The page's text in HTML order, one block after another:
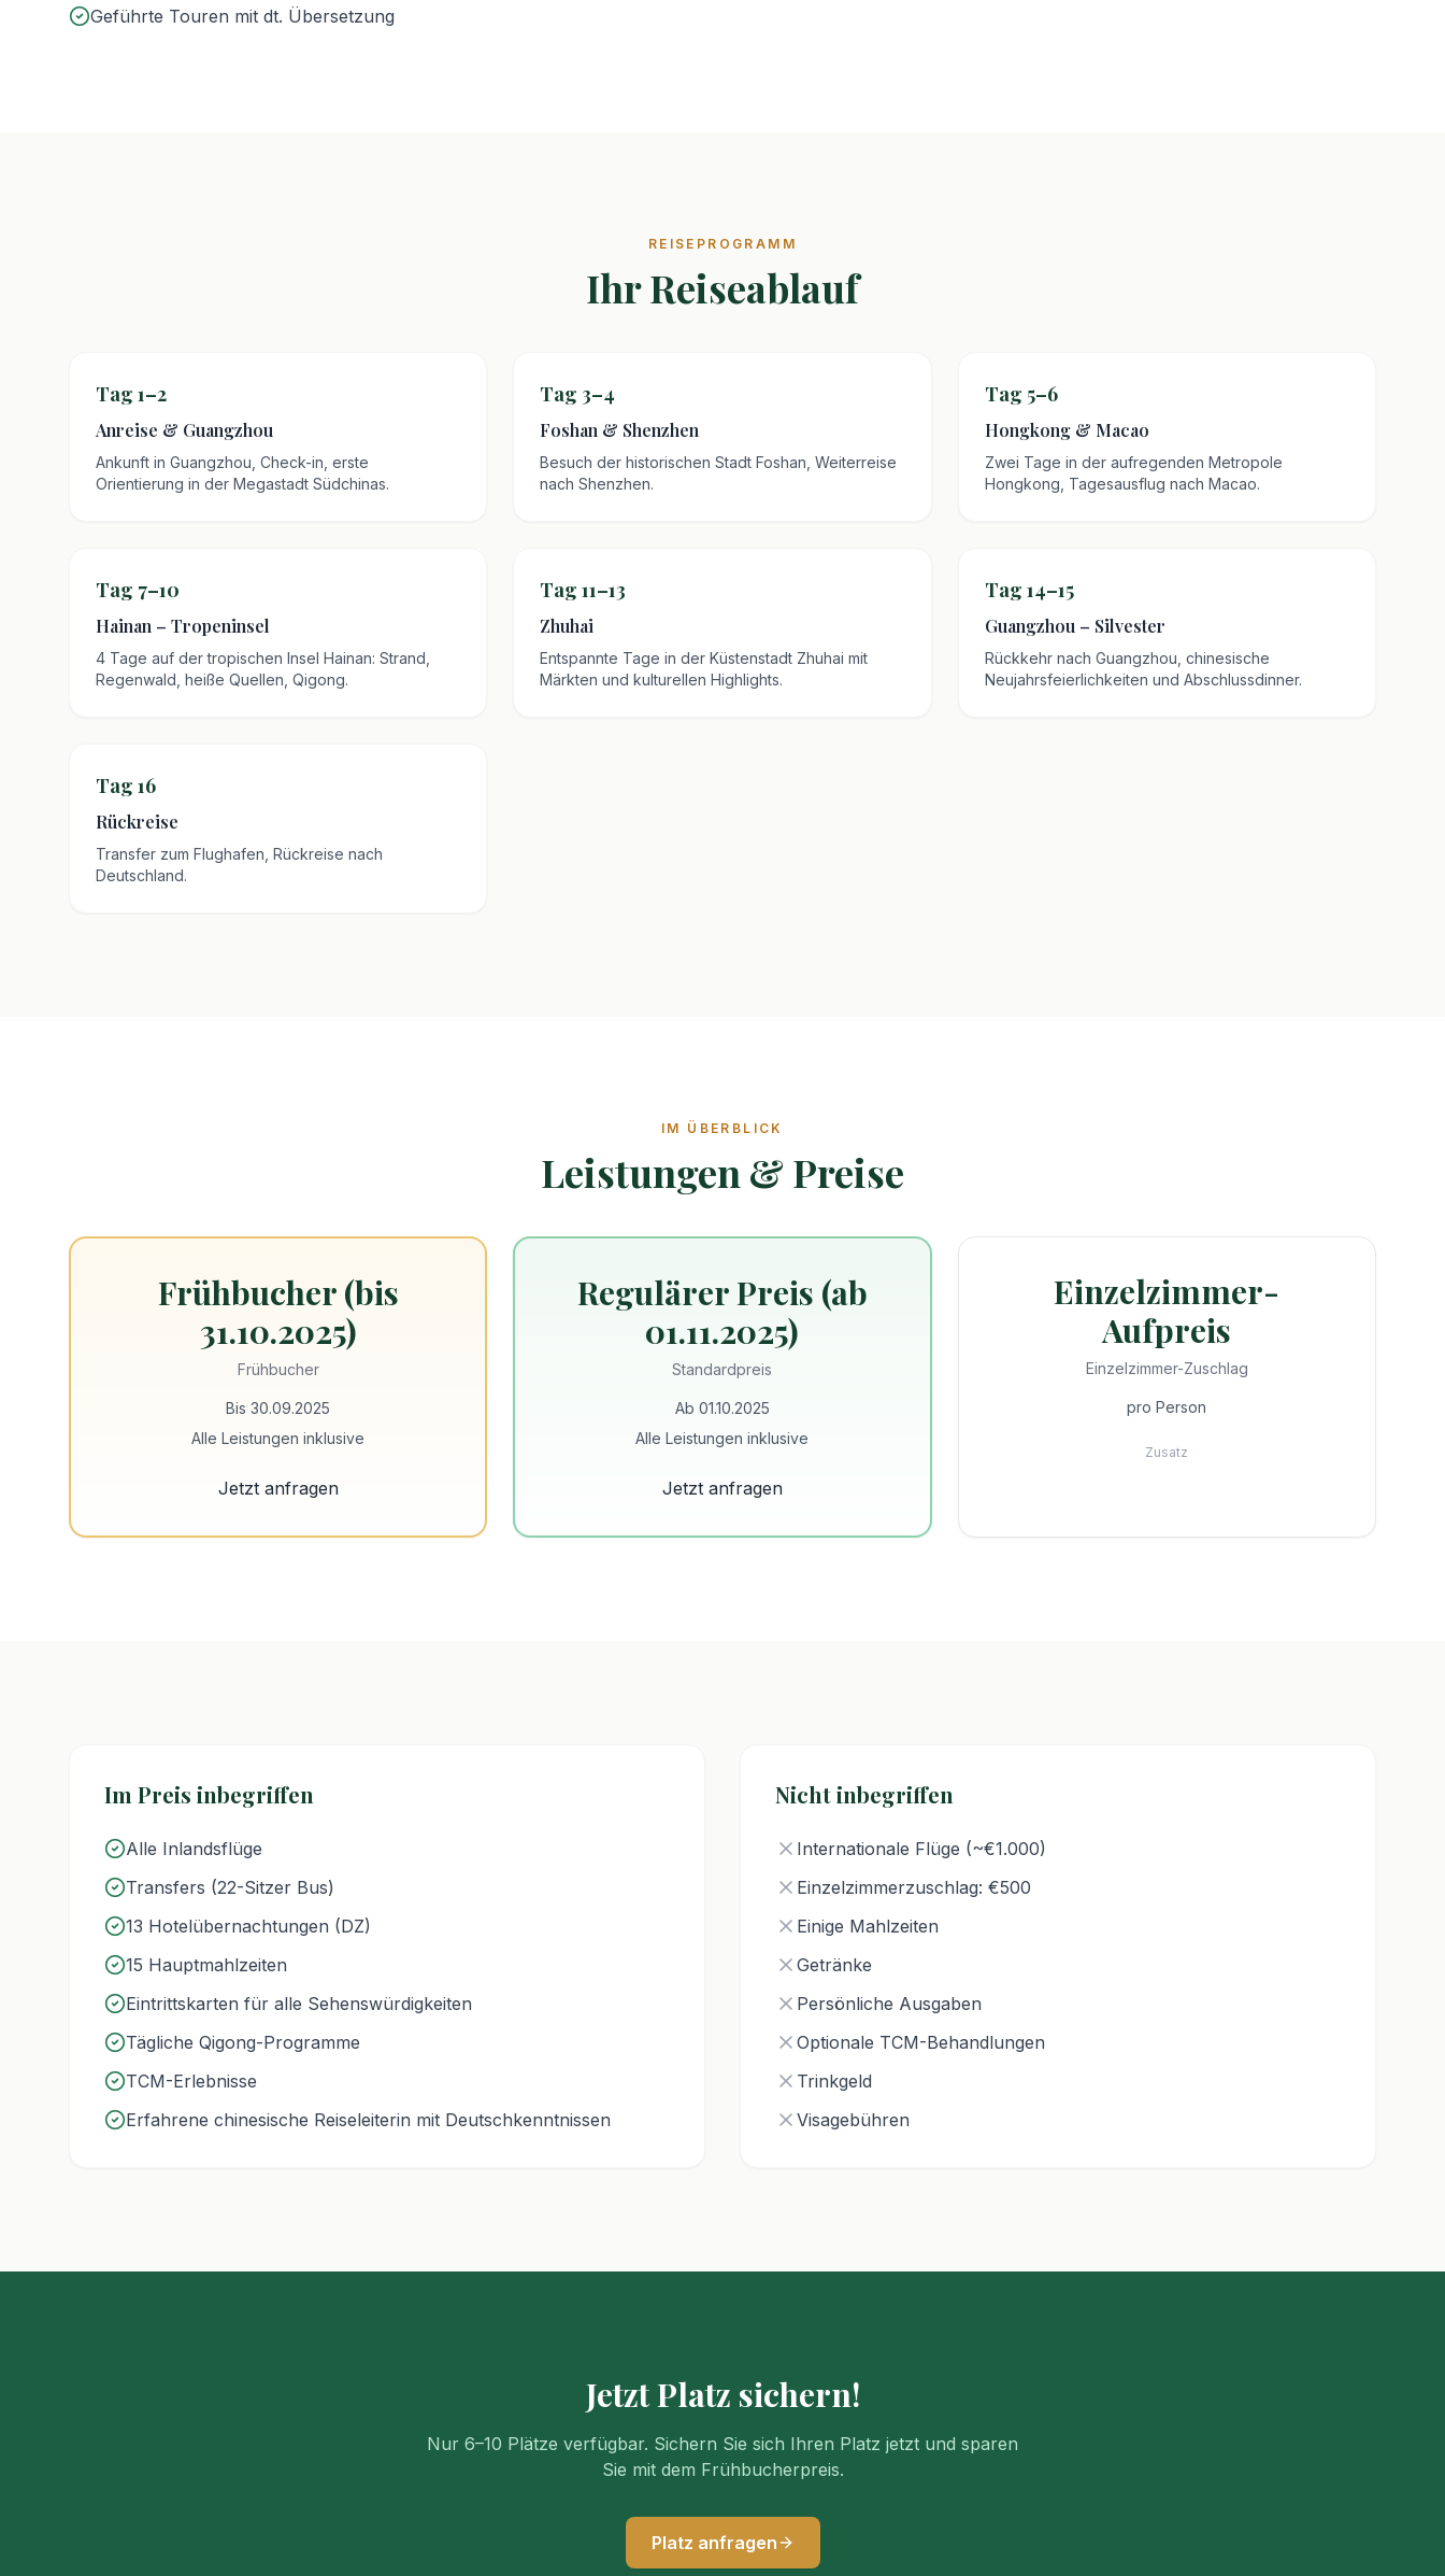
Geführte Touren mit dt. Übersetzung
REISEPROGRAMM
Ihr Reiseablauf
Tag 1–2
Anreise & Guangzhou
Ankunft in Guangzhou, Check-in, erste
Orientierung in der Megastadt Südchinas.
Tag 3–4
Foshan & Shenzhen
Besuch der historischen Stadt Foshan, Weiterreise
nach Shenzhen.
Tag 5–6
Hongkong & Macao
Zwei Tage in der aufregenden Metropole
Hongkong, Tagesausflug nach Macao.
Tag 7–10
Hainan – Tropeninsel
4 Tage auf der tropischen Insel Hainan: Strand,
Regenwald, heiße Quellen, Qigong.
Tag 11–13
Zhuhai
Entspannte Tage in der Küstenstadt Zhuhai mit
Märkten und kulturellen Highlights.
Tag 14–15
Guangzhou – Silvester
Rückkehr nach Guangzhou, chinesische
Neujahrsfeierlichkeiten und Abschlussdinner.
Tag 16
Rückreise
Transfer zum Flughafen, Rückreise nach
Deutschland.
IM ÜBERBLICK
Leistungen & Preise
Frühbucher (bis
31.10.2025)
Frühbucher
Bis 30.09.2025
Alle Leistungen inklusive
Jetzt anfragen
Regulärer Preis (ab
01.11.2025)
Standardpreis
Ab 01.10.2025
Alle Leistungen inklusive
Jetzt anfragen
Einzelzimmer-
Aufpreis
Einzelzimmer-Zuschlag
pro Person
Zusatz
Im Preis inbegriffen
Alle Inlandsflüge
Transfers (22-Sitzer Bus)
13 Hotelübernachtungen (DZ)
15 Hauptmahlzeiten
Eintrittskarten für alle Sehenswürdigkeiten
Tägliche Qigong-Programme
TCM-Erlebnisse
Erfahrene chinesische Reiseleiterin mit Deutschkenntnissen
Nicht inbegriffen
Internationale Flüge (~€1.000)
Einzelzimmerzuschlag: €500
Einige Mahlzeiten
Getränke
Persönliche Ausgaben
Optionale TCM-Behandlungen
Trinkgeld
Visagebühren
Jetzt Platz sichern!
Nur 6–10 Plätze verfügbar. Sichern Sie sich Ihren Platz jetzt und sparen
Sie mit dem Frühbucherpreis.
Platz anfragen